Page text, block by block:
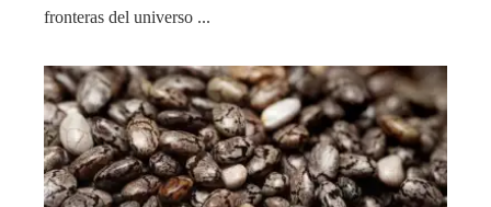
fronteras del universo ...